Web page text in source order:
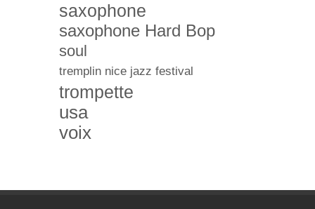
saxophone
saxophone Hard Bop
soul
tremplin nice jazz festival
trompette
usa
voix